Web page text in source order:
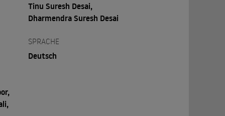
Tinu Suresh Desai,
Dharmendra Suresh Desai
SPRACHE
Deutsch